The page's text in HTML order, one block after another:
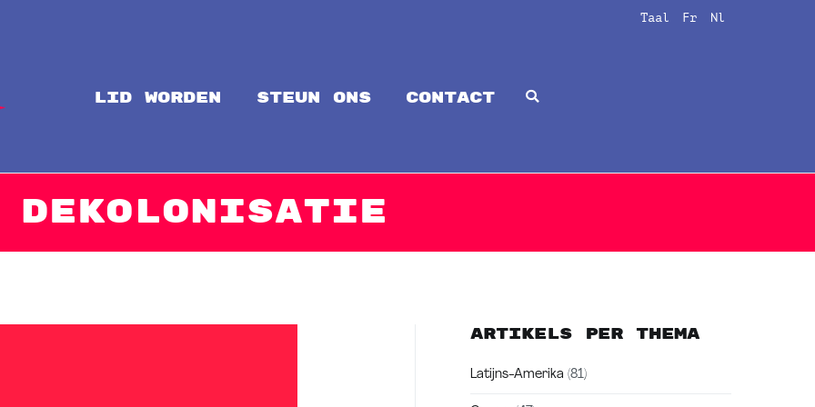
Taal Fr Nl
LID WORDEN steun ons CONTACT
Dekolonisatie
Artikels per thema
Latijns-Amerika (81)